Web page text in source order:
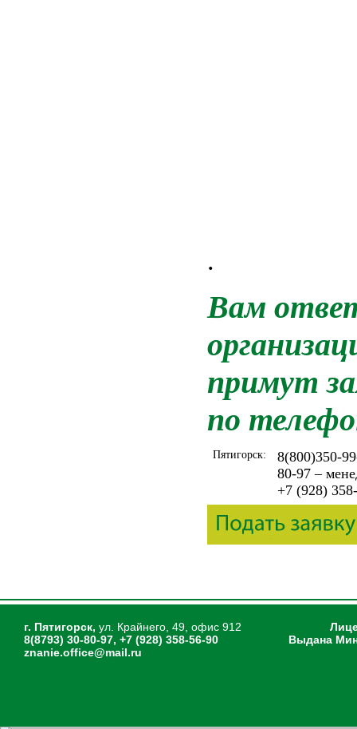
.
Вам
примут
по
Пятигорск:
8(800)350-
80-97 –
+7 (928)
г. Пятигорск, ул. Крайнего, 49, офис 912
8(8793) 30-80-97, +7 (928) 358-56-90
znanie.office@mail.ru
Выдана